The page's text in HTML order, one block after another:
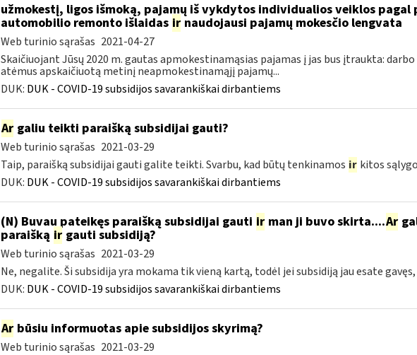
užmokestį, ligos išmoką, pajamų iš vykdytos individualios veiklos pagal
automobilio remonto išlaidas irnaudojausi pajamų mokesčio lengvata
Web turinio sąrašas 2021-04-27
Skaičiuojant Jūsų 2020 m. gautas apmokestinamąsias pajamas į jas bus įtraukta:
atėmus apskaičiuotą metinį neapmokestinamąjį pajamų...
DUK: DUK - COVID-19 subsidijos savarankiškai dirbantiems
Argaliu teikti paraišką subsidijai gauti?
Web turinio sąrašas 2021-03-29
Taip, paraišką subsidijai gauti galite teikti. Svarbu, kad būtų tenkinamos ir kitos
DUK: DUK - COVID-19 subsidijos savarankiškai dirbantiems
(N) Buvau pateikęs paraišką subsidijai gauti irman ji buvo skirta....Ar
paraišką irgauti subsidiją?
Web turinio sąrašas 2021-03-29
Ne, negalite. Ši subsidija yra mokama tik vieną kartą, todėl jei subsidiją jau esate
DUK: DUK - COVID-19 subsidijos savarankiškai dirbantiems
Arbūsiu informuotas apie subsidijos skyrimą?
Web turinio sąrašas 2021-03-29